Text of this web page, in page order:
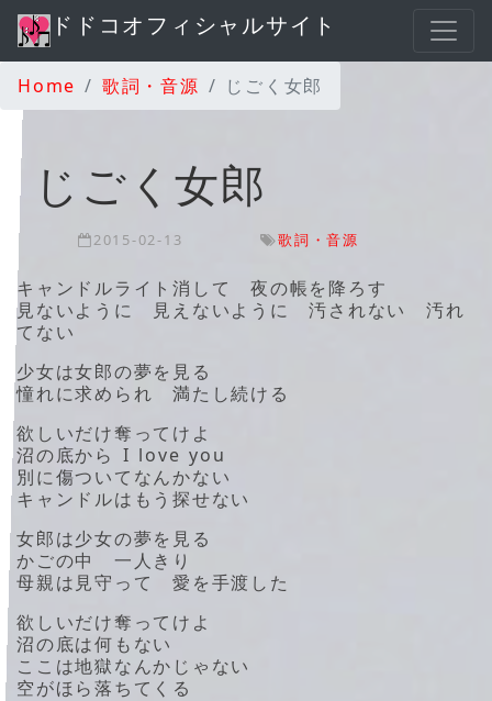
ドドコオフィシャルサイト
Home 歌詞・音源 じごく女郎
じごく女郎
2015-02-13 歌詞・音源
キャンドルライト消して 夜の帳を降ろす
見ないように 見えないように 汚されない 汚れ
てない
少女は女郎の夢を見る
憧れに求められ 満たし続ける
欲しいだけ奪ってけよ
沼の底から I love you
別に傷ついてなんかない
キャンドルはもう探せない
女郎は少女の夢を見る
かごの中 一人きり
母親は見守って 愛を手渡した
欲しいだけ奪ってけよ
沼の底は何もない
ここは地獄なんかじゃない
空がほら落ちてくる